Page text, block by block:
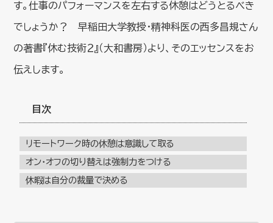
す。仕事のパフォーマンスを左右する休憩はどうとるべき
でしょうか？ 早稲田大学教授・精神科医の西多昌規さん
の著書『休む技術２』（大和書房）より、そのエッセンスをお
伝えします。
目次
リモートワーク時の休憩は意識して取る
オン・オフの切り替えは強制力をつける
休暇は自分の裁量で決める